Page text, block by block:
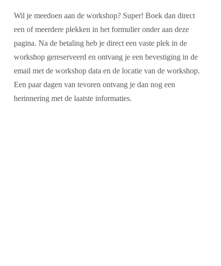
Wil je meedoen aan de workshop? Super! Boek dan direct
een of meerdere plekken in het formulier onder aan deze
pagina. Na de betaling heb je direct een vaste plek in de
workshop gereserveerd en ontvang je een bevestiging in de
email met de workshop data en de locatie van de workshop.
Een paar dagen van tevoren ontvang je dan nog een
herinnering met de laatste informaties.